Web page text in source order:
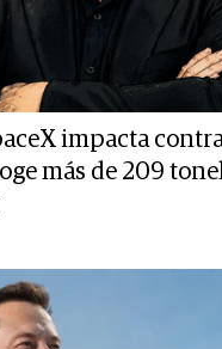
impacta
más de 209